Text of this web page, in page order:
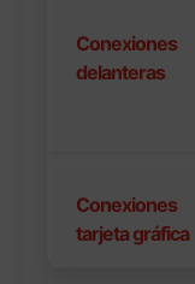
Conexiones
delanteras
Conexiones
tarjeta gráfica